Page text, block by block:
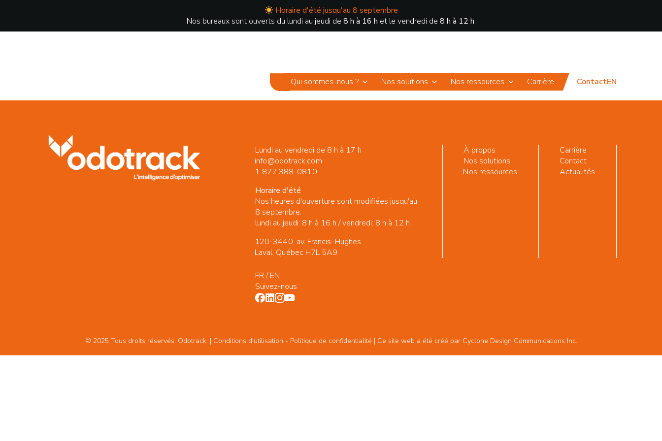
Horaire d'été jusqu'au 8 septembre
Nos bureaux sont ouverts du lundi au jeudi de 8 h à 16 h et le vendredi de 8 h à 12 h.
Qui sommes-nous ?
Nos solutions Nos ressources Carrière ContactEN
Lundi au vendredi de 8 h à 17 h
info@odotrack.com
1 877 388-0810
Horaire d'été
Nos heures d'ouverture sont modifiées jusqu'au
8 septembre.
lundi au jeudi: 8 h à 16 h / vendredi: 8 h à 12 h
120-3440, av. Francis-Hughes
Laval, Québec H7L 5A9
À propos
Nos solutions
Nos ressources
Carrière
Contact
Actualités
FR/EN
Suivez-nous
© 2025 Tous droits réservés. Odotrack. | Conditions d'utilisation - Politique de confidentialité | Ce site web a été créé par Cyclone Design Communications Inc.